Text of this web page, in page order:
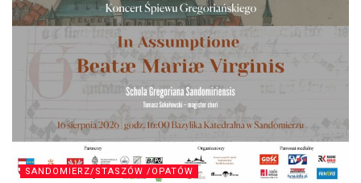
SANDOMIERZ/STASZÓW /OPATÓW